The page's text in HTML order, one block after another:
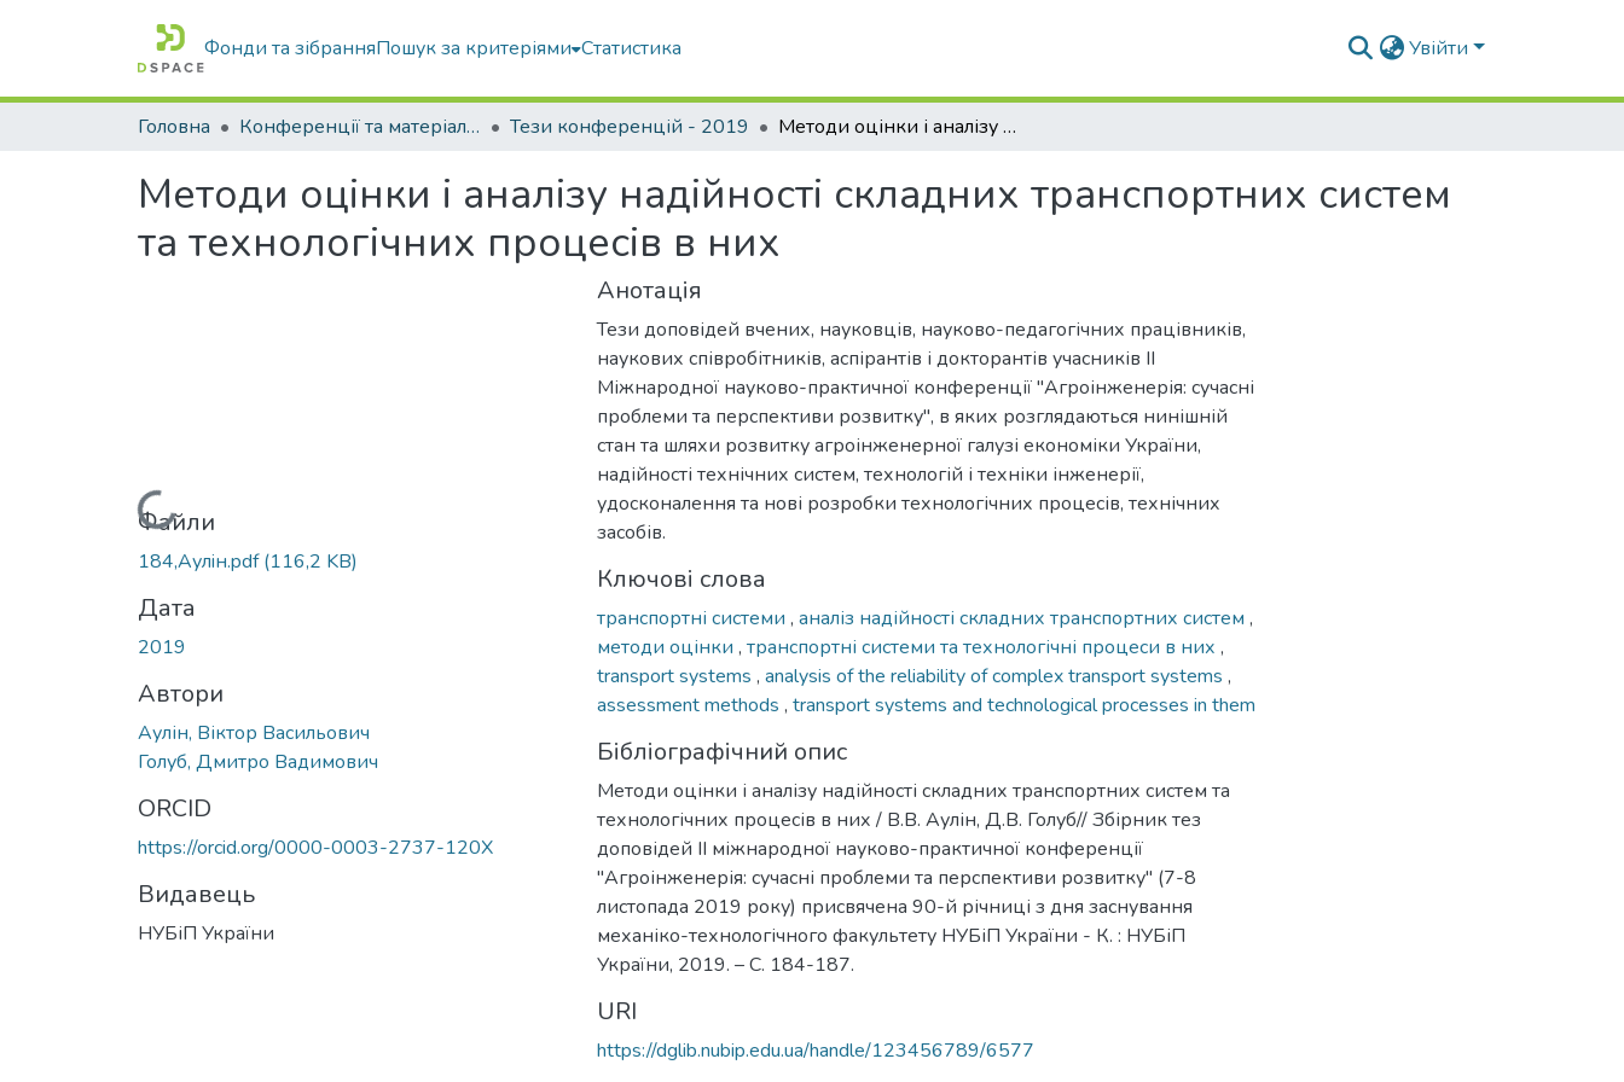
Фонди та зібранняПошук за критеріями Статистика Увійти
Головна Конференції та матеріали конференцій Тези конференцій - 2019 Методи оцінки і аналізу надійності складних транспортних систем та технологічних процесів в них
Методи оцінки і аналізу надійності складних транспортних систем
та технологічних процесів в них
Вантажиться...
Файли
184,Аулiн.pdf(116,2 KB)
Дата
2019
Автори
Аулін, Віктор Васильович
Голуб, Дмитро Вадимович
ORCID
https://orcid.org/0000-0003-2737-120X
Видавець
НУБіП України
Анотація
Тези доповідей вчених, науковців, науково-педагогічних працівників,
наукових співробітників, аспірантів і докторантів учасників ІІ
Міжнародної науково-практичної конференції "Агроінженерія: сучасні
проблеми та перспективи розвитку", в яких розглядаються нинішній
стан та шляхи розвитку агроінженерної галузі економіки України,
надійності технічних систем, технологій і техніки інженерії,
удосконалення та нові розробки технологічних процесів, технічних
засобів.
Ключові слова
транспортні системи , аналіз надійності складних транспортних систем ,
методи оцінки , транспортні системи та технологічні процеси в них ,
transport systems , analysis of the reliability of complex transport systems ,
assessment methods , transport systems and technological processes in them
Бібліографічний опис
Методи оцінки і аналізу надійності складних транспортних систем та
технологічних процесів в них / В.В. Аулін, Д.В. Голуб// Збірник тез
доповідей ІІ міжнародної науково-практичної конференції
"Агроінженерія: сучасні проблеми та перспективи розвитку" (7-8
листопада 2019 року) присвячена 90-й річниці з дня заснування
механіко-технологічного факультету НУБіП України - К. : НУБіП
України, 2019. – С. 184-187.
URI
https://dglib.nubip.edu.ua/handle/123456789/6577